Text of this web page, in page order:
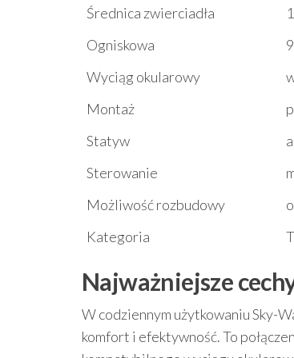
Średnica zwierciadła
Ogniskowa
Wyciąg okularowy
Montaż
Statyw
Sterowanie
Możliwość rozbudowy
Kategoria
Najważniejsze
W codziennym użytkowaniu Sky-
komfort i efektywność. To